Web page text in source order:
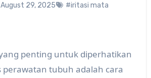
August 29, 2025 #iritasi mata
penting untuk diperhatikan
tubuh adalah cara